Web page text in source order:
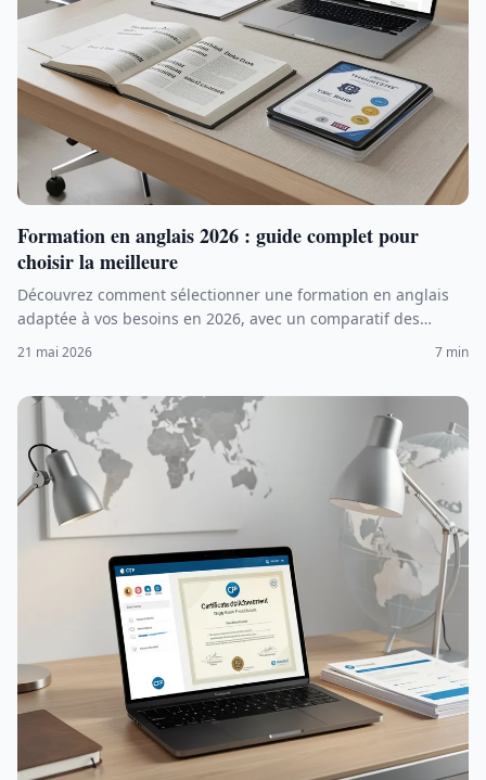
Formation en anglais 2026 : guide complet pour
choisir la meilleure
Découvrez comment sélectionner une formation en anglais
adaptée à vos besoins en 2026, avec un comparatif des
meilleures options et des solutions de financement.
21 mai 2026 7 min